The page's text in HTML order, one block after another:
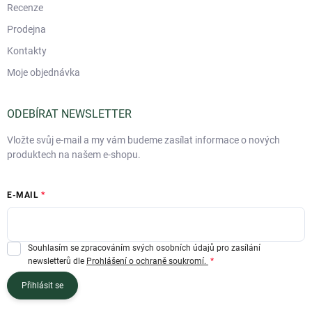
Recenze
Prodejna
Kontakty
Moje objednávka
ODEBÍRAT NEWSLETTER
Vložte svůj e-mail a my vám budeme zasílat informace o nových
produktech na našem e-shopu.
E-MAIL
Souhlasím se zpracováním svých osobních údajů pro zasílání
newsletterů dle Prohlášení o ochraně soukromí.
Přihlásit se